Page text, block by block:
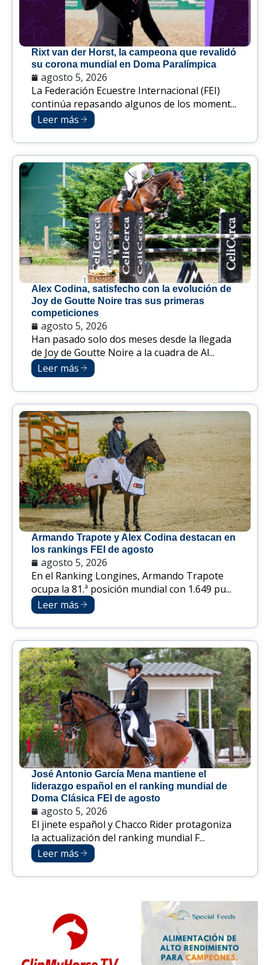
Rixt van der Horst, la campeona que revalidó
su corona mundial en Doma Paralímpica
agosto 5, 2026
La Federación Ecuestre Internacional (FEI)
continúa repasando algunos de los moment...
Leer más
Alex Codina, satisfecho con la evolución de
Joy de Goutte Noire tras sus primeras
competiciones
agosto 5, 2026
Han pasado solo dos meses desde la llegada
de Joy de Goutte Noire a la cuadra de Al...
Leer más
Armando Trapote y Alex Codina destacan en
los rankings FEI de agosto
agosto 5, 2026
En el Ranking Longines, Armando Trapote
ocupa la 81.ª posición mundial con 1.649 pu...
Leer más
José Antonio García Mena mantiene el
liderazgo español en el ranking mundial de
Doma Clásica FEI de agosto
agosto 5, 2026
El jinete español y Chacco Rider protagoniza
la actualización del ranking mundial F...
Leer más